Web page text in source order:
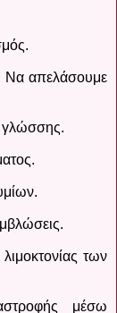
Να απελάσουμε
γλώσσης.
των
μέσω